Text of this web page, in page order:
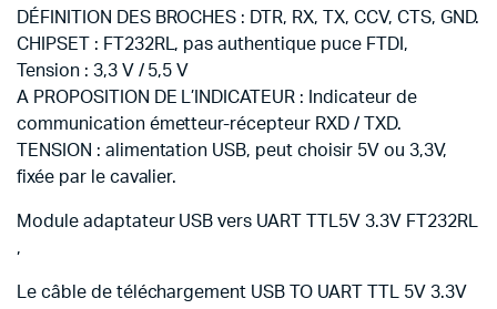
DÉFINITION DES BROCHES : DTR, RX, TX, CCV, CTS, GND.
CHIPSET : FT232RL, pas authentique puce FTDI,
Tension : 3,3 V / 5,5 V
A PROPOSITION DE L’INDICATEUR : Indicateur de
communication émetteur-récepteur RXD / TXD.
TENSION : alimentation USB, peut choisir 5V ou 3,3V,
fixée par le cavalier.
Module adaptateur USB vers UART TTL5V 3.3V FT232RL
,
Le câble de téléchargement USB TO UART TTL 5V 3.3V